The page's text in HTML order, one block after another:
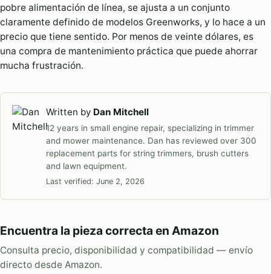
pobre alimentación de línea, se ajusta a un conjunto
claramente definido de modelos Greenworks, y lo hace a un
precio que tiene sentido. Por menos de veinte dólares, es
una compra de mantenimiento práctica que puede ahorrar
mucha frustración.
Written by Dan Mitchell
12 years in small engine repair, specializing in trimmer
and mower maintenance. Dan has reviewed over 300
replacement parts for string trimmers, brush cutters
and lawn equipment.
Last verified:June 2, 2026
Encuentra la pieza correcta en Amazon
Consulta precio, disponibilidad y compatibilidad — envío
directo desde Amazon.